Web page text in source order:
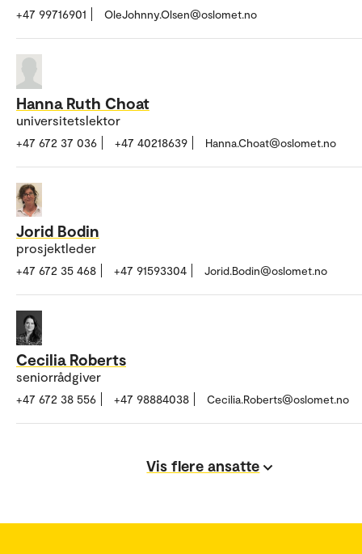
+47 99716901 OleJohnny.Olsen@oslomet.no
Hanna Ruth Choat
universitetslektor
+47 672 37 036 +47 40218639 Hanna.Choat@oslomet.no
Jorid Bodin
prosjektleder
+47 672 35 468 +47 91593304 Jorid.Bodin@oslomet.no
Cecilia Roberts
seniorrådgiver
+47 672 38 556 +47 98884038 Cecilia.Roberts@oslomet.no
Vis flere ansatte